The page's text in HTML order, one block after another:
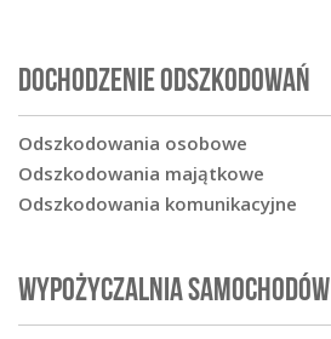
DOCHODZENIE ODSZKODOWAŃ
Odszkodowania osobowe
Odszkodowania majątkowe
Odszkodowania komunikacyjne
WYPOŻYCZALNIA SAMOCHODÓW